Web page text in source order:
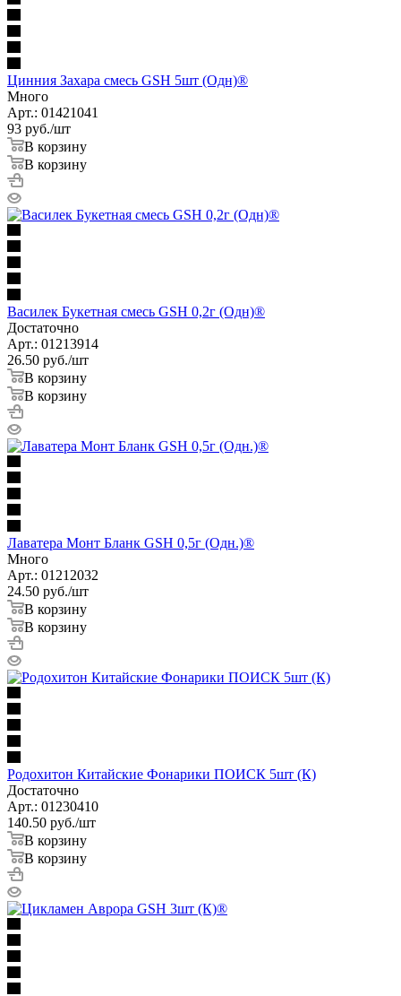
Цинния Захара смесь GSH 5шт (Одн)®
Много
Арт.: 01421041
93 руб./шт
В корзину
В корзину
Василек Букетная смесь GSH 0,2г (Одн)®
Достаточно
Арт.: 01213914
26.50 руб./шт
В корзину
В корзину
Лаватера Монт Бланк GSH 0,5г (Одн.)®
Много
Арт.: 01212032
24.50 руб./шт
В корзину
В корзину
Родохитон Китайские Фонарики ПОИСК 5шт (К)
Достаточно
Арт.: 01230410
140.50 руб./шт
В корзину
В корзину